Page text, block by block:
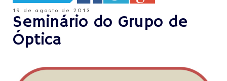
19 de agosto de 2013
Seminário do Grupo de
Óptica